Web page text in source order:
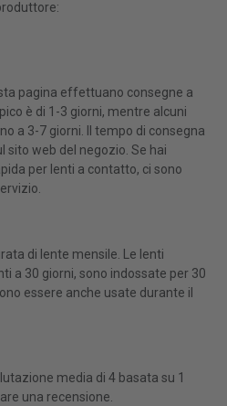
pagina effettuano consegne a
è di 1-3 giorni, mentre alcuni
a 3-7 giorni. Il tempo di consegna
sito web del negozio. Se hai
per lenti a contatto, ci sono
di lente mensile. Le lenti
a 30 giorni, sono indossate per 30
essere anche usate durante il
media di 4 basata su 1
una recensione.